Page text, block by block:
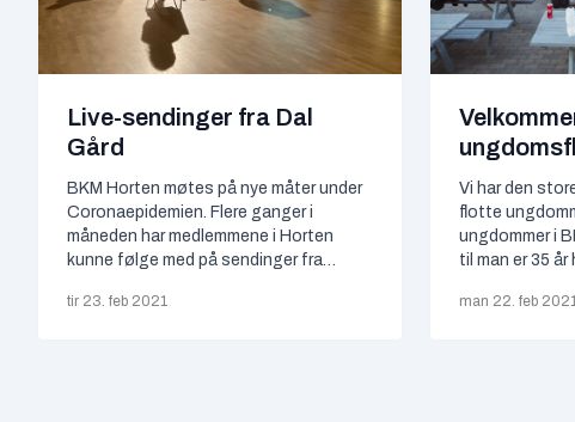
Live-sendinger fra Dal
Gård
BKM Horten møtes på nye måter under
Coronaepidemien. Flere ganger i
måneden har medlemmene i Horten
kunne følge med på sendinger fra
fjern og nær; medlemmer fra hele verden
tir 23. feb 2021
Vi har den
flotte
ungdommer i
til man er 35
Horten. Vi er
man 22. feb